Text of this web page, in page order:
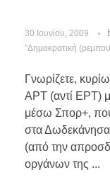
30 Ιουνίου, 2009
"Δημοκρατική
Γνωρίζετε,
ΑΡΤ (αντί ΕΡΤ)
μέσω Σπορ+, που
στα Δωδεκάνησα;
(από την
οργάνων της ...